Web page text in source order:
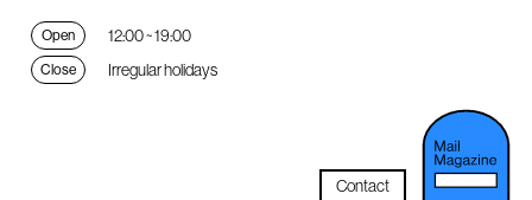
Open 12:00 ~ 19:00
Close Irregular holidays
Contact